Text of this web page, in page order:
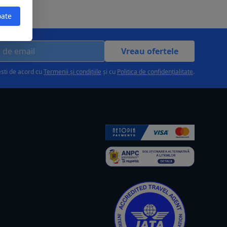
Vreau ofertele
de acord cuTermenii și condițiile și cu Politica de confidențialitate.